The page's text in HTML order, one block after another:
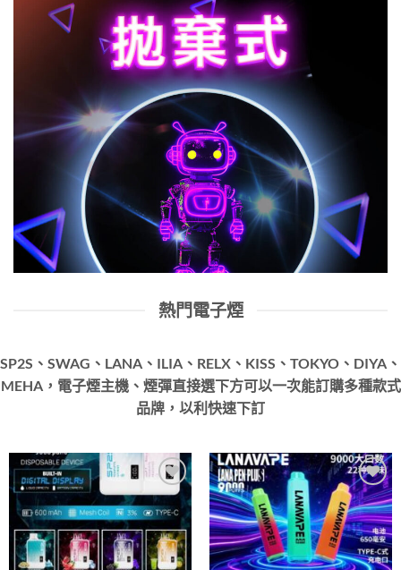
熱門電子煙
SP2S、SWAG、LANA、ILIA、RELX、KISS、TOKYO、DIYA、
MEHA，電子煙主機、煙彈直接選下方可以一次能訂購多種款式
品牌，以利快速下訂
Add to
wishlist
Add to
wishlist